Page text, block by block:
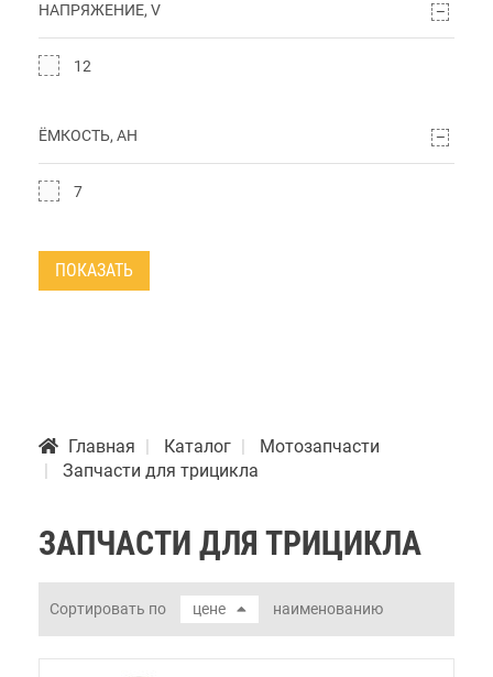
НАПРЯЖЕНИЕ, V
12
ЁМКОСТЬ, AH
7
ПОКАЗАТЬ
Главная Каталог
Мотозапчасти
Запчасти для трицикла
ЗАПЧАСТИ ДЛЯ ТРИЦИКЛА
Сортировать по цене наименованию